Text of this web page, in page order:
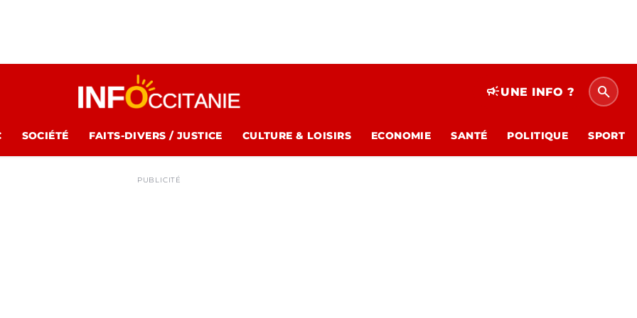
campaignUNE INFO ? search
SOCIÉTÉ FAITS-DIVERS / JUSTICE CULTURE & LOISIRS ECONOMIE SANTÉ POLITIQUE SPORT
PUBLICITÉ